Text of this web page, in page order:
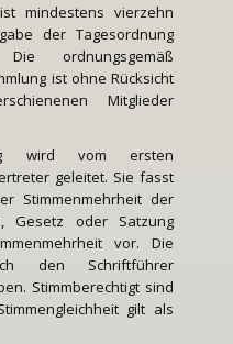
mindestens vierzehn
der Tagesordnung
ordnungsgemäß
ist ohne Rücksicht
Mitglieder
wird vom ersten
geleitet. Sie fasst
Stimmenmehrheit der
Gesetz oder Satzung
vor. Die
den Schriftführer
Stimmberechtigt sind
gilt als